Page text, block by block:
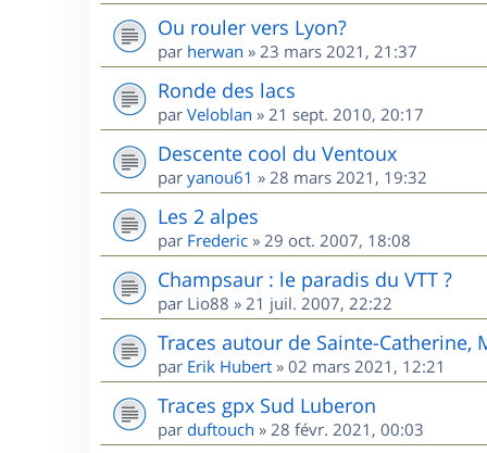
Ou rouler vers Lyon?
par herwan » 23 mars 2021, 21:37
Ronde des lacs
par Veloblan » 21 sept. 2010, 20:17
Descente cool du Ventoux
par yanou61 » 28 mars 2021, 19:32
Les 2 alpes
par Frederic » 29 oct. 2007, 18:08
Champsaur : le paradis du VTT ?
par Lio88 » 21 juil. 2007, 22:22
Traces autour de Sainte-Catherine,
par Erik Hubert » 02 mars 2021, 12:21
Traces gpx Sud Luberon
par duftouch » 28 févr. 2021, 00:03